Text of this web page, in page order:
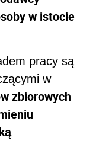
w istocie
pracy są
w
zbiorowych